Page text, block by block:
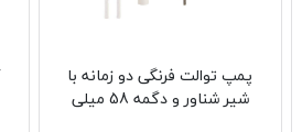
پمپ توالت فرنگی دو زمانه با
شیر شناور و دگمه 58 میلی